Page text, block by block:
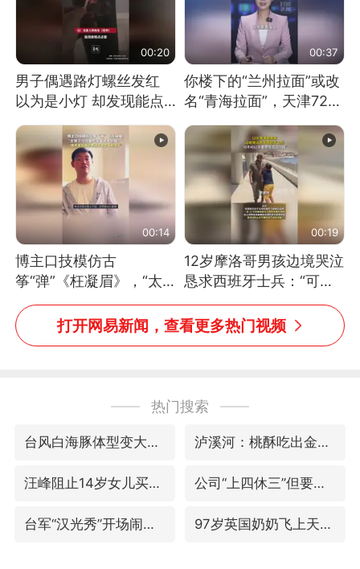
00:20
男子偶遇路灯螺丝发红
以为是小灯 却发现能点
燃香烟 当事人：已报警
处理
00:37
你楼下的“兰州拉面”或改
名“青海拉面”，天津72家
面馆已集体更换招牌
00:14
博主口技模仿古
筝“弹”《枉凝眉》，“太
像了～你是吃古筝长大的
吗？”“或将成为首位考级
不带古筝的选手。”（来
00:19
12岁摩洛哥男孩边境哭泣
恳求西班牙士兵：“可不
可以不要把我遣返回国”
打开网易新闻，查看更多热门视频
热门搜索
台风白海豚体型变大近似13个浙江面积 泸溪河：桃酥吃出金属牙冠视频不实
汪峰阻止14岁女儿买大牌 公司“上四休三”但要降薪1000元
台军“汉光秀”开场闹剧多 97岁英国奶奶飞上天再破吉尼斯纪录